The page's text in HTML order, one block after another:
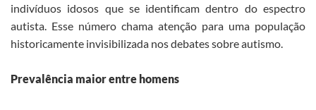
indivíduos idosos que se identificam dentro do espectro
autista. Esse número chama atenção para uma população
historicamente invisibilizada nos debates sobre autismo.
Prevalência maior entre homens